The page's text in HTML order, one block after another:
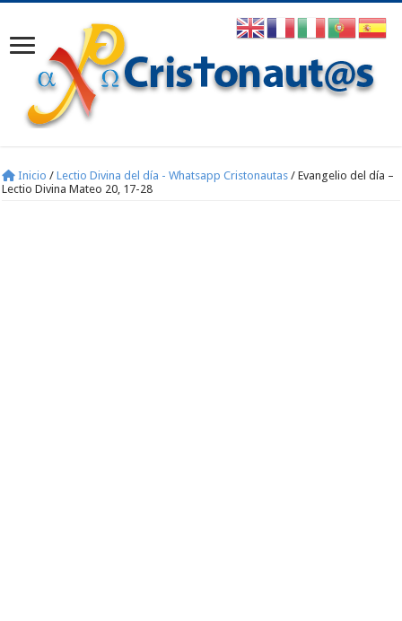
Inicio / Lectio Divina del día - Whatsapp Cristonautas / Evangelio del día –
Lectio Divina Mateo 20, 17-28